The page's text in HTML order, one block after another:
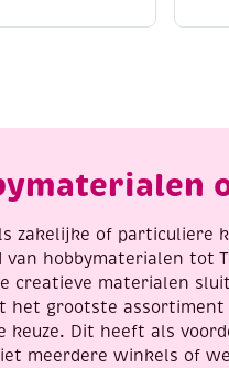
zakelijke of particuliere
van hobbymaterialen tot
creatieve materialen
het grootste assortiment
keuze. Dit heeft als
meerdere winkels of